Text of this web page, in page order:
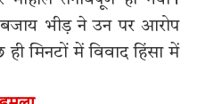
भीड़ ने उन पर आरोप
मिनटों में विवाद हिंसा में